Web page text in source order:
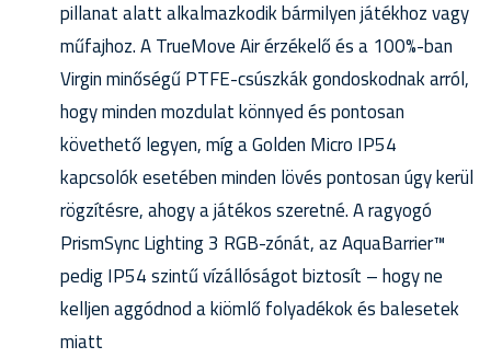
pillanat alatt alkalmazkodik bármilyen játékhoz vagy
műfajhoz. A TrueMove Air érzékelő és a 100%-ban
Virgin minőségű PTFE-csúszkák gondoskodnak arról,
hogy minden mozdulat könnyed és pontosan
követhető legyen, míg a Golden Micro IP54
kapcsolók esetében minden lövés pontosan úgy kerül
rögzítésre, ahogy a játékos szeretné. A ragyogó
PrismSync Lighting 3 RGB-zónát, az AquaBarrier™
pedig IP54 szintű vízállóságot biztosít – hogy ne
kelljen aggódnod a kiömlő folyadékok és balesetek
miatt